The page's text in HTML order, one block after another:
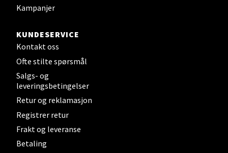
Kampanjer
KUNDESERVICE
Kontakt oss
Ofte stilte spørsmål
Salgs- og
leveringsbetingelser
Retur og reklamasjon
Registrer retur
Frakt og leveranse
Betaling
0 i butikk
Oslo - Thon Senter Storo
Vitaminveien 7 - 9, 0485 Oslo
Åpent i dag 10-21
0 i butikk